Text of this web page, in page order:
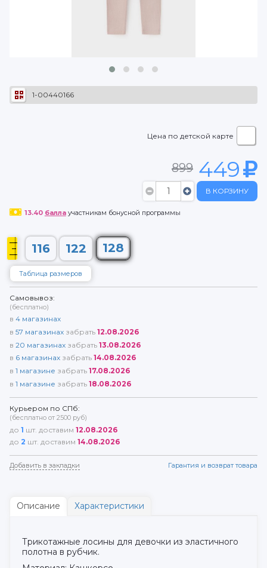
1-00440166
Цена по детской карте
899 449
В КОРЗИНУ
13.40 баллаучастникам бонусной программы
116 122 128
Таблица размеров
Самовывоз:
(бесплатно)
в 4 магазинах
в 57 магазинах забрать 12.08.2026
в 20 магазинах забрать 13.08.2026
в 6 магазинах забрать 14.08.2026
в 1 магазине забрать 17.08.2026
в 1 магазине забрать 18.08.2026
Курьером по СПб:
(бесплатно от 2500 руб)
до 1 шт. доставим 12.08.2026
до 2 шт. доставим 14.08.2026
Добавить в закладки Гарантия и возврат товара
Описание Характеристики
Трикотажные лосины для девочки из эластичного
полотна в рубчик.